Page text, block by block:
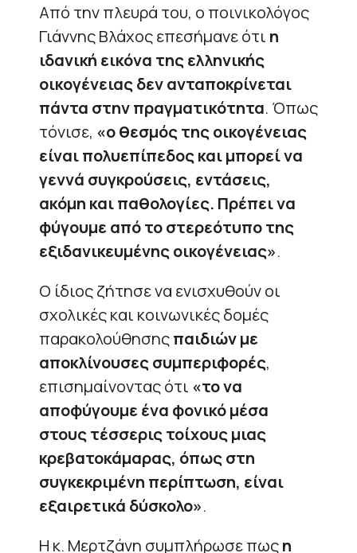
Από την πλευρά του, ο ποινικολόγος
Γιάννης Βλάχος επεσήμανε ότι η
ιδανική εικόνα της ελληνικής
οικογένειας δεν ανταποκρίνεται
πάντα στην πραγματικότητα. Όπως
τόνισε, «ο θεσμός της οικογένειας
είναι πολυεπίπεδος και μπορεί να
γεννά συγκρούσεις, εντάσεις,
ακόμη και παθολογίες. Πρέπει να
φύγουμε από το στερεότυπο της
εξιδανικευμένης οικογένειας».
Ο ίδιος ζήτησε να ενισχυθούν οι
σχολικές και κοινωνικές δομές
παρακολούθησηςπαιδιών με
αποκλίνουσες συμπεριφορές,
επισημαίνοντας ότι «το να
αποφύγουμε ένα φονικό μέσα
στους τέσσερις τοίχους μιας
κρεβατοκάμαρας, όπως στη
συγκεκριμένη περίπτωση, είναι
εξαιρετικά δύσκολο».
Η κ. Μερτζάνη συμπλήρωσε πωςη